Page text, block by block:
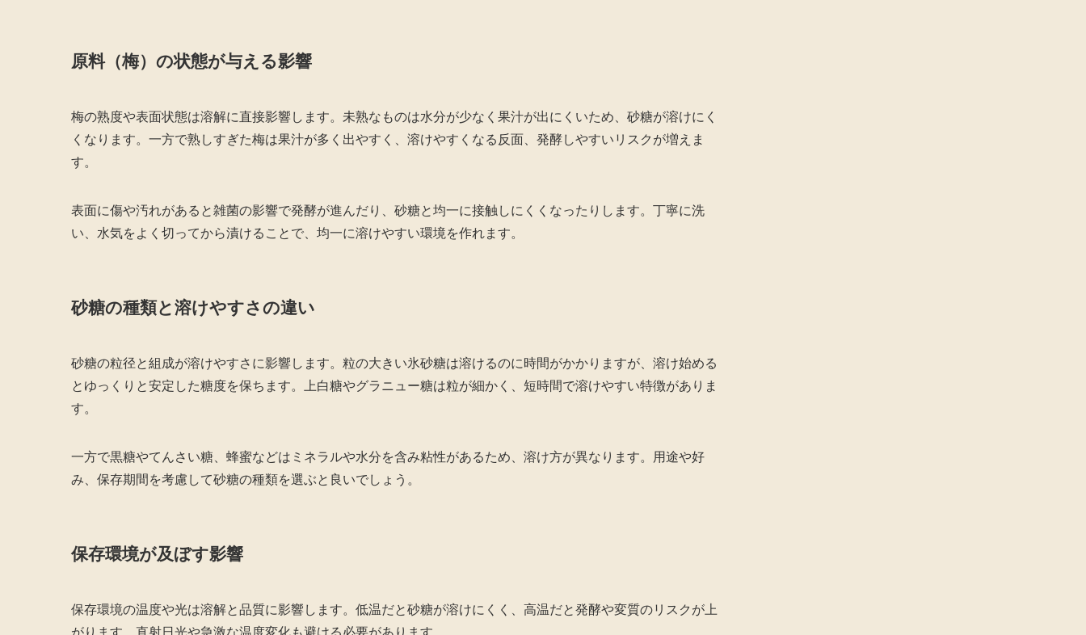
原料（梅）の状態が与える影響
梅の熟度や表面状態は溶解に直接影響します。未熟なものは水分が少なく果汁が出にくいため、砂糖が溶けにく
くなります。一方で熟しすぎた梅は果汁が多く出やすく、溶けやすくなる反面、発酵しやすいリスクが増えま
す。
表面に傷や汚れがあると雑菌の影響で発酵が進んだり、砂糖と均一に接触しにくくなったりします。丁寧に洗
い、水気をよく切ってから漬けることで、均一に溶けやすい環境を作れます。
砂糖の種類と溶けやすさの違い
砂糖の粒径と組成が溶けやすさに影響します。粒の大きい氷砂糖は溶けるのに時間がかかりますが、溶け始める
とゆっくりと安定した糖度を保ちます。上白糖やグラニュー糖は粒が細かく、短時間で溶けやすい特徴がありま
す。
一方で黒糖やてんさい糖、蜂蜜などはミネラルや水分を含み粘性があるため、溶け方が異なります。用途や好
み、保存期間を考慮して砂糖の種類を選ぶと良いでしょう。
保存環境が及ぼす影響
保存環境の温度や光は溶解と品質に影響します。低温だと砂糖が溶けにくく、高温だと発酵や変質のリスクが上